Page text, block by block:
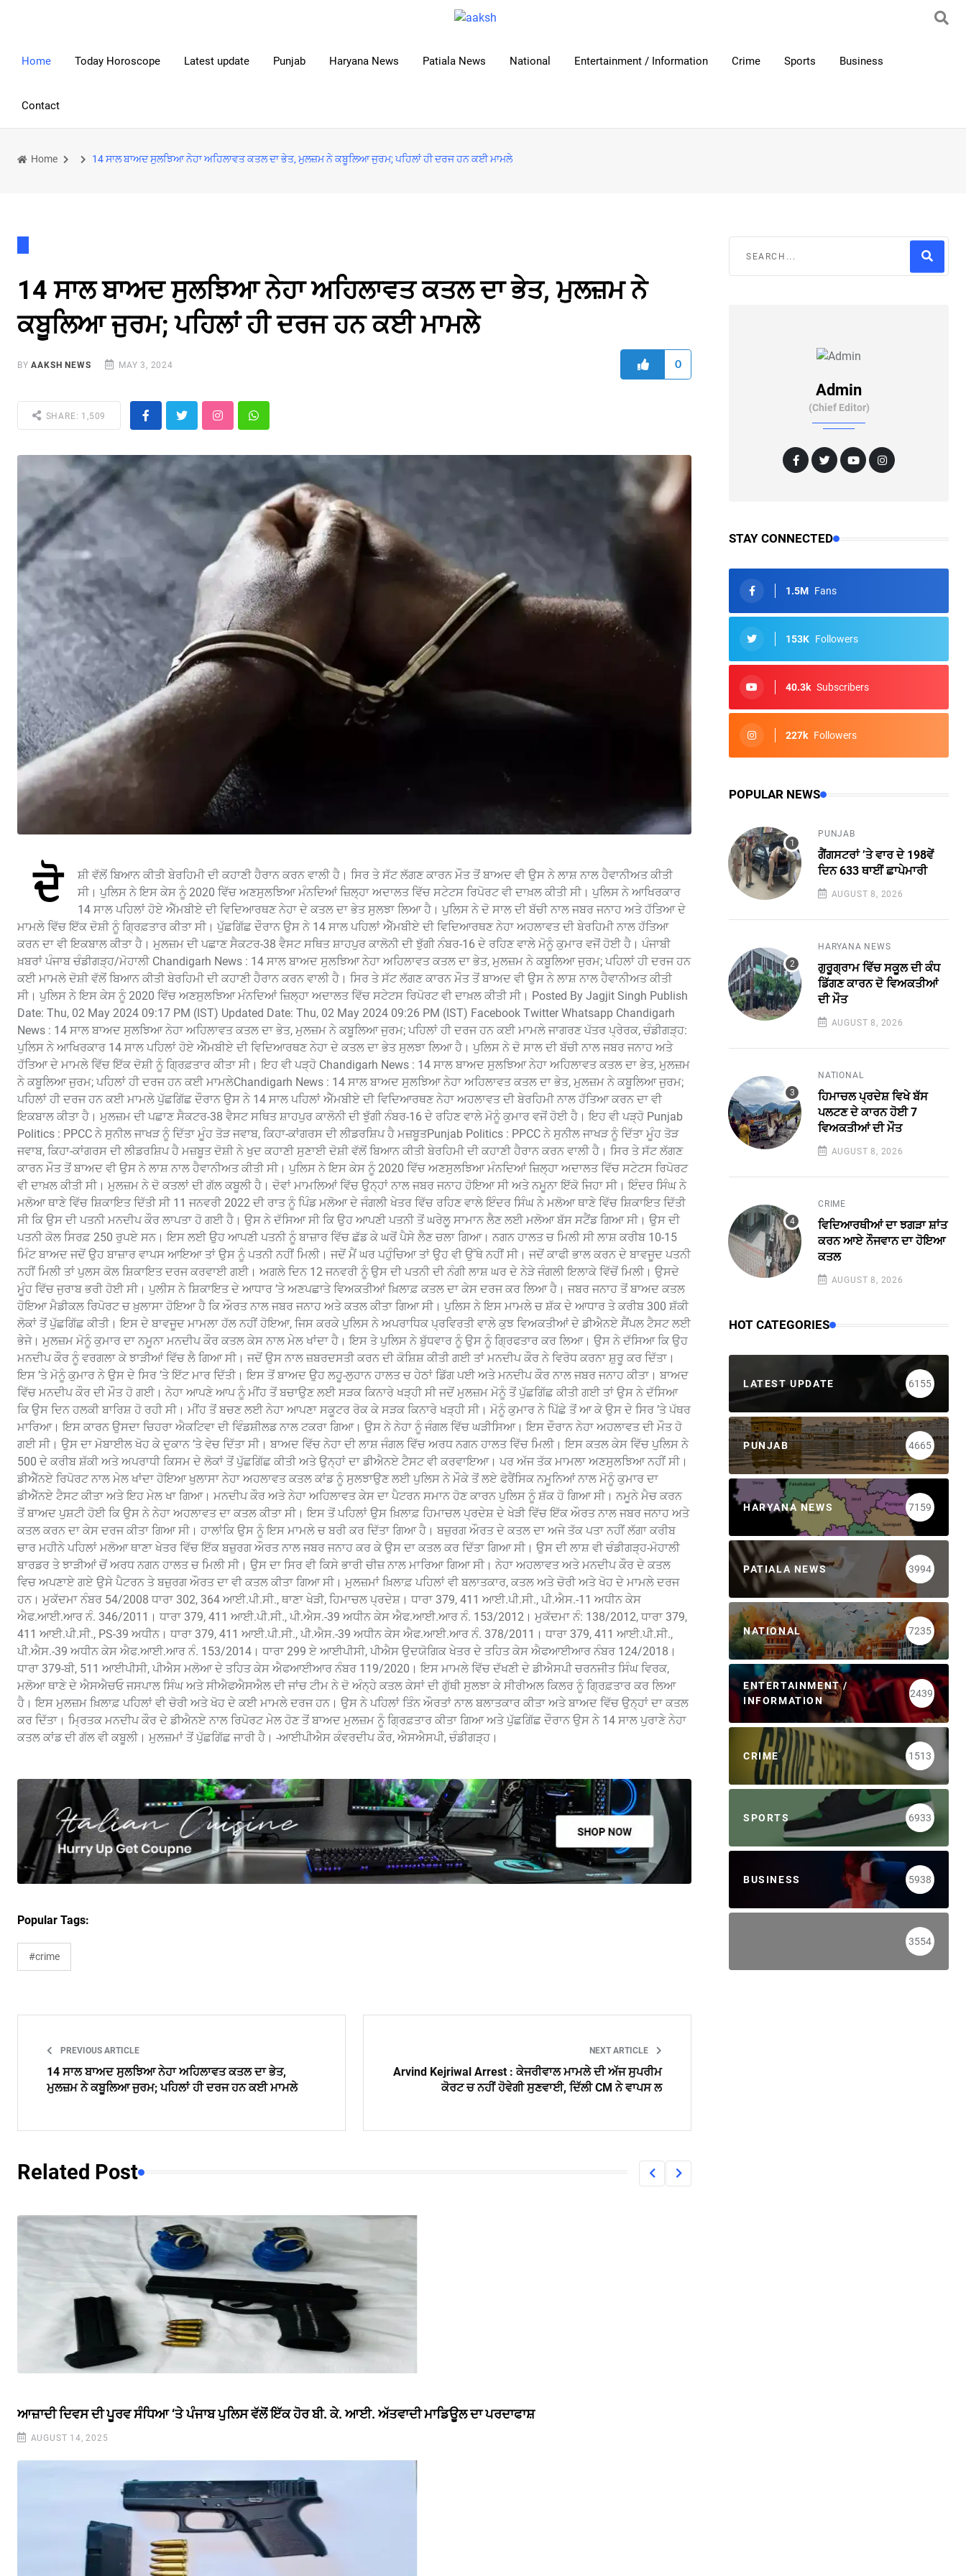
Home Today Horoscope Latest update Punjab Haryana News Patiala News National Entertainment / Information Crime Sports Business
Contact
Home 14 ਸਾਲ ਬਾਅਦ ਸੁਲਝਿਆ ਨੇਹਾ ਅਹਿਲਾਵਤ ਕਤਲ ਦਾ ਭੇਤ, ਮੁਲਜ਼ਮ ਨੇ ਕਬੂਲਿਆ ਜੁਰਮ; ਪਹਿਲਾਂ ਹੀ ਦਰਜ ਹਨ ਕਈ ਮਾਮਲੇ
14 ਸਾਲ ਬਾਅਦ ਸੁਲਝਿਆ ਨੇਹਾ ਅਹਿਲਾਵਤ ਕਤਲ ਦਾ ਭੇਤ, ਮੁਲਜ਼ਮ ਨੇ
ਕਬੂਲਿਆ ਜੁਰਮ; ਪਹਿਲਾਂ ਹੀ ਦਰਜ ਹਨ ਕਈ ਮਾਮਲੇ
BYAAKSH NEWS MAY 3, 2024 0
SHARE: 1,509
ਦੋ
ਸ਼ੀ ਵੱਲੋਂ ਬਿਆਨ ਕੀਤੀ ਬੇਰਹਿਮੀ ਦੀ ਕਹਾਣੀ ਹੈਰਾਨ ਕਰਨ ਵਾਲੀ ਹੈ। ਸਿਰ ਤੇ ਸੱਟ ਲੱਗਣ ਕਾਰਨ ਮੌਤ ਤੋਂ ਬਾਅਦ ਵੀ ਉਸ ਨੇ ਲਾਸ਼ ਨਾਲ ਹੈਵਾਨੀਅਤ ਕੀਤੀ
ਸੀ। ਪੁਲਿਸ ਨੇ ਇਸ ਕੇਸ ਨੂੰ 2020 ਵਿੱਚ ਅਣਸੁਲਝਿਆ ਮੰਨਦਿਆਂ ਜ਼ਿਲ੍ਹਾ ਅਦਾਲਤ ਵਿੱਚ ਸਟੇਟਸ ਰਿਪੋਰਟ ਵੀ ਦਾਖ਼ਲ ਕੀਤੀ ਸੀ। ਪੁਲਿਸ ਨੇ ਆਖਿਰਕਾਰ
14 ਸਾਲ ਪਹਿਲਾਂ ਹੋਏ ਐੱਮਬੀਏ ਦੀ ਵਿਦਿਆਰਥਣ ਨੇਹਾ ਦੇ ਕਤਲ ਦਾ ਭੇਤ ਸੁਲਝਾ ਲਿਆ ਹੈ। ਪੁਲਿਸ ਨੇ ਦੋ ਸਾਲ ਦੀ ਬੱਚੀ ਨਾਲ ਜਬਰ ਜਨਾਹ ਅਤੇ ਹੱਤਿਆ ਦੇ
ਮਾਮਲੇ ਵਿੱਚ ਇੱਕ ਦੋਸ਼ੀ ਨੂੰ ਗ੍ਰਿਫ਼ਤਾਰ ਕੀਤਾ ਸੀ। ਪੁੱਛਗਿੱਛ ਦੌਰਾਨ ਉਸ ਨੇ 14 ਸਾਲ ਪਹਿਲਾਂ ਐੱਮਬੀਏ ਦੀ ਵਿਦਿਆਰਥਣ ਨੇਹਾ ਅਹਲਾਵਤ ਦੀ ਬੇਰਹਿਮੀ ਨਾਲ ਹੱਤਿਆ
ਕਰਨ ਦਾ ਵੀ ਇਕਬਾਲ ਕੀਤਾ ਹੈ। ਮੁਲਜ਼ਮ ਦੀ ਪਛਾਣ ਸੈਕਟਰ-38 ਵੈਸਟ ਸਥਿਤ ਸ਼ਾਹਪੁਰ ਕਾਲੋਨੀ ਦੀ ਝੁੱਗੀ ਨੰਬਰ-16 ਦੇ ਰਹਿਣ ਵਾਲੇ ਮੋਨੂੰ ਕੁਮਾਰ ਵਜੋਂ ਹੋਈ ਹੈ। ਪੰਜਾਬੀ
ਖ਼ਬਰਾਂ ਪੰਜਾਬ ਚੰਡੀਗੜ੍ਹ/ਮੋਹਾਲੀ Chandigarh News : 14 ਸਾਲ ਬਾਅਦ ਸੁਲਝਿਆ ਨੇਹਾ ਅਹਿਲਾਵਤ ਕਤਲ ਦਾ ਭੇਤ, ਮੁਲਜ਼ਮ ਨੇ ਕਬੂਲਿਆ ਜੁਰਮ; ਪਹਿਲਾਂ ਹੀ ਦਰਜ ਹਨ
ਕਈ ਮਾਮਲੇ ਦੋਸ਼ੀ ਵੱਲੋਂ ਬਿਆਨ ਕੀਤੀ ਬੇਰਹਿਮੀ ਦੀ ਕਹਾਣੀ ਹੈਰਾਨ ਕਰਨ ਵਾਲੀ ਹੈ। ਸਿਰ ਤੇ ਸੱਟ ਲੱਗਣ ਕਾਰਨ ਮੌਤ ਤੋਂ ਬਾਅਦ ਵੀ ਉਸ ਨੇ ਲਾਸ਼ ਨਾਲ ਹੈਵਾਨੀਅਤ ਕੀਤੀ
ਸੀ। ਪੁਲਿਸ ਨੇ ਇਸ ਕੇਸ ਨੂੰ 2020 ਵਿੱਚ ਅਣਸੁਲਝਿਆ ਮੰਨਦਿਆਂ ਜ਼ਿਲ੍ਹਾ ਅਦਾਲਤ ਵਿੱਚ ਸਟੇਟਸ ਰਿਪੋਰਟ ਵੀ ਦਾਖ਼ਲ ਕੀਤੀ ਸੀ। Posted By Jagjit Singh Publish
Date: Thu, 02 May 2024 09:17 PM (IST) Updated Date: Thu, 02 May 2024 09:26 PM (IST) Facebook Twitter Whatsapp Chandigarh
News : 14 ਸਾਲ ਬਾਅਦ ਸੁਲਝਿਆ ਨੇਹਾ ਅਹਿਲਾਵਤ ਕਤਲ ਦਾ ਭੇਤ, ਮੁਲਜ਼ਮ ਨੇ ਕਬੂਲਿਆ ਜੁਰਮ; ਪਹਿਲਾਂ ਹੀ ਦਰਜ ਹਨ ਕਈ ਮਾਮਲੇ ਜਾਗਰਣ ਪੱਤਰ ਪ੍ਰੇਰਕ, ਚੰਡੀਗੜ੍ਹ:
ਪੁਲਿਸ ਨੇ ਆਖਿਰਕਾਰ 14 ਸਾਲ ਪਹਿਲਾਂ ਹੋਏ ਐੱਮਬੀਏ ਦੀ ਵਿਦਿਆਰਥਣ ਨੇਹਾ ਦੇ ਕਤਲ ਦਾ ਭੇਤ ਸੁਲਝਾ ਲਿਆ ਹੈ। ਪੁਲਿਸ ਨੇ ਦੋ ਸਾਲ ਦੀ ਬੱਚੀ ਨਾਲ ਜਬਰ ਜਨਾਹ ਅਤੇ
ਹੱਤਿਆ ਦੇ ਮਾਮਲੇ ਵਿੱਚ ਇੱਕ ਦੋਸ਼ੀ ਨੂੰ ਗ੍ਰਿਫ਼ਤਾਰ ਕੀਤਾ ਸੀ। ਇਹ ਵੀ ਪੜ੍ਹੋ Chandigarh News : 14 ਸਾਲ ਬਾਅਦ ਸੁਲਝਿਆ ਨੇਹਾ ਅਹਿਲਾਵਤ ਕਤਲ ਦਾ ਭੇਤ, ਮੁਲਜ਼ਮ
ਨੇ ਕਬੂਲਿਆ ਜੁਰਮ; ਪਹਿਲਾਂ ਹੀ ਦਰਜ ਹਨ ਕਈ ਮਾਮਲੇChandigarh News : 14 ਸਾਲ ਬਾਅਦ ਸੁਲਝਿਆ ਨੇਹਾ ਅਹਿਲਾਵਤ ਕਤਲ ਦਾ ਭੇਤ, ਮੁਲਜ਼ਮ ਨੇ ਕਬੂਲਿਆ ਜੁਰਮ;
ਪਹਿਲਾਂ ਹੀ ਦਰਜ ਹਨ ਕਈ ਮਾਮਲੇ ਪੁੱਛਗਿੱਛ ਦੌਰਾਨ ਉਸ ਨੇ 14 ਸਾਲ ਪਹਿਲਾਂ ਐੱਮਬੀਏ ਦੀ ਵਿਦਿਆਰਥਣ ਨੇਹਾ ਅਹਲਾਵਤ ਦੀ ਬੇਰਹਿਮੀ ਨਾਲ ਹੱਤਿਆ ਕਰਨ ਦਾ ਵੀ
ਇਕਬਾਲ ਕੀਤਾ ਹੈ। ਮੁਲਜ਼ਮ ਦੀ ਪਛਾਣ ਸੈਕਟਰ-38 ਵੈਸਟ ਸਥਿਤ ਸ਼ਾਹਪੁਰ ਕਾਲੋਨੀ ਦੀ ਝੁੱਗੀ ਨੰਬਰ-16 ਦੇ ਰਹਿਣ ਵਾਲੇ ਮੋਨੂੰ ਕੁਮਾਰ ਵਜੋਂ ਹੋਈ ਹੈ। ਇਹ ਵੀ ਪੜ੍ਹੋ Punjab
Politics : PPCC ਨੇ ਸੁਨੀਲ ਜਾਖੜ ਨੂੰ ਦਿੱਤਾ ਮੂੰਹ ਤੋੜ ਜਵਾਬ, ਕਿਹਾ-ਕਾਂਗਰਸ ਦੀ ਲੀਡਰਸ਼ਿਪ ਹੈ ਮਜ਼ਬੂਤPunjab Politics : PPCC ਨੇ ਸੁਨੀਲ ਜਾਖੜ ਨੂੰ ਦਿੱਤਾ ਮੂੰਹ ਤੋੜ
ਜਵਾਬ, ਕਿਹਾ-ਕਾਂਗਰਸ ਦੀ ਲੀਡਰਸ਼ਿਪ ਹੈ ਮਜ਼ਬੂਤ ਦੋਸ਼ੀ ਨੇ ਖੁਦ ਕਹਾਣੀ ਸੁਣਾਈ ਦੋਸ਼ੀ ਵੱਲੋਂ ਬਿਆਨ ਕੀਤੀ ਬੇਰਹਿਮੀ ਦੀ ਕਹਾਣੀ ਹੈਰਾਨ ਕਰਨ ਵਾਲੀ ਹੈ। ਸਿਰ ਤੇ ਸੱਟ ਲੱਗਣ
ਕਾਰਨ ਮੌਤ ਤੋਂ ਬਾਅਦ ਵੀ ਉਸ ਨੇ ਲਾਸ਼ ਨਾਲ ਹੈਵਾਨੀਅਤ ਕੀਤੀ ਸੀ। ਪੁਲਿਸ ਨੇ ਇਸ ਕੇਸ ਨੂੰ 2020 ਵਿੱਚ ਅਣਸੁਲਝਿਆ ਮੰਨਦਿਆਂ ਜ਼ਿਲ੍ਹਾ ਅਦਾਲਤ ਵਿੱਚ ਸਟੇਟਸ ਰਿਪੋਰਟ
ਵੀ ਦਾਖ਼ਲ ਕੀਤੀ ਸੀ। ਮੁਲਜ਼ਮ ਨੇ ਦੋ ਕਤਲਾਂ ਦੀ ਗੱਲ ਕਬੂਲੀ ਹੈ। ਦੋਵਾਂ ਮਾਮਲਿਆਂ ਵਿੱਚ ਉਨ੍ਹਾਂ ਨਾਲ ਜਬਰ ਜਨਾਹ ਹੋਇਆ ਸੀ ਅਤੇ ਨਮੂਨਾ ਇੱਕੋ ਜਿਹਾ ਸੀ। ਇੰਦਰ ਸਿੰਘ ਨੇ
ਮਲੋਆ ਥਾਣੇ ਵਿੱਚ ਸ਼ਿਕਾਇਤ ਦਿੱਤੀ ਸੀ 11 ਜਨਵਰੀ 2022 ਦੀ ਰਾਤ ਨੂੰ ਪਿੰਡ ਮਲੋਆ ਦੇ ਜੰਗਲੀ ਖੇਤਰ ਵਿੱਚ ਰਹਿਣ ਵਾਲੇ ਇੰਦਰ ਸਿੰਘ ਨੇ ਮਲੋਆ ਥਾਣੇ ਵਿੱਚ ਸ਼ਿਕਾਇਤ ਦਿੱਤੀ
ਸੀ ਕਿ ਉਸ ਦੀ ਪਤਨੀ ਮਨਦੀਪ ਕੌਰ ਲਾਪਤਾ ਹੋ ਗਈ ਹੈ। ਉਸ ਨੇ ਦੱਸਿਆ ਸੀ ਕਿ ਉਹ ਆਪਣੀ ਪਤਨੀ ਤੋਂ ਘਰੇਲੂ ਸਾਮਾਨ ਲੈਣ ਲਈ ਮਲੋਆ ਬੱਸ ਸਟੈਂਡ ਗਿਆ ਸੀ। ਉਸ ਦੀ
ਪਤਨੀ ਕੋਲ ਸਿਰਫ਼ 250 ਰੁਪਏ ਸਨ। ਇਸ ਲਈ ਉਹ ਆਪਣੀ ਪਤਨੀ ਨੂੰ ਬਾਜ਼ਾਰ ਵਿੱਚ ਛੱਡ ਕੇ ਘਰੋਂ ਪੈਸੇ ਲੈਣ ਚਲਾ ਗਿਆ। ਨਗਨ ਹਾਲਤ ਚ ਮਿਲੀ ਸੀ ਲਾਸ਼ ਕਰੀਬ 10-15
ਮਿੰਟ ਬਾਅਦ ਜਦੋਂ ਉਹ ਬਾਜ਼ਾਰ ਵਾਪਸ ਆਇਆ ਤਾਂ ਉਸ ਨੂੰ ਪਤਨੀ ਨਹੀਂ ਮਿਲੀ। ਜਦੋਂ ਮੈਂ ਘਰ ਪਹੁੰਚਿਆ ਤਾਂ ਉਹ ਵੀ ਉੱਥੇ ਨਹੀਂ ਸੀ। ਜਦੋਂ ਕਾਫੀ ਭਾਲ ਕਰਨ ਦੇ ਬਾਵਜੂਦ ਪਤਨੀ
ਨਹੀਂ ਮਿਲੀ ਤਾਂ ਪੁਲਸ ਕੋਲ ਸ਼ਿਕਾਇਤ ਦਰਜ ਕਰਵਾਈ ਗਈ। ਅਗਲੇ ਦਿਨ 12 ਜਨਵਰੀ ਨੂੰ ਉਸ ਦੀ ਪਤਨੀ ਦੀ ਨੰਗੀ ਲਾਸ਼ ਘਰ ਦੇ ਨੇੜੇ ਜੰਗਲੀ ਇਲਾਕੇ ਵਿੱਚੋਂ ਮਿਲੀ। ਉਸਦੇ
ਮੂੰਹ ਵਿੱਚ ਜੁਰਾਬ ਭਰੀ ਹੋਈ ਸੀ। ਪੁਲੀਸ ਨੇ ਸ਼ਿਕਾਇਤ ਦੇ ਆਧਾਰ ’ਤੇ ਅਣਪਛਾਤੇ ਵਿਅਕਤੀਆਂ ਖ਼ਿਲਾਫ਼ ਕਤਲ ਦਾ ਕੇਸ ਦਰਜ ਕਰ ਲਿਆ ਹੈ। ਜਬਰ ਜਨਾਹ ਤੋਂ ਬਾਅਦ ਕਤਲ
ਹੋਇਆ ਮੈਡੀਕਲ ਰਿਪੋਰਟ ਚ ਖ਼ੁਲਾਸਾ ਹੋਇਆ ਹੈ ਕਿ ਔਰਤ ਨਾਲ ਜਬਰ ਜਨਾਹ ਅਤੇ ਕਤਲ ਕੀਤਾ ਗਿਆ ਸੀ। ਪੁਲਿਸ ਨੇ ਇਸ ਮਾਮਲੇ ਚ ਸ਼ੱਕ ਦੇ ਆਧਾਰ ਤੇ ਕਰੀਬ 300 ਸ਼ੱਕੀ
ਲੋਕਾਂ ਤੋਂ ਪੁੱਛਗਿੱਛ ਕੀਤੀ। ਇਸ ਦੇ ਬਾਵਜੂਦ ਮਾਮਲਾ ਹੱਲ ਨਹੀਂ ਹੋਇਆ, ਜਿਸ ਕਰਕੇ ਪੁਲਿਸ ਨੇ ਅਪਰਾਧਿਕ ਪ੍ਰਵਿਰਤੀ ਵਾਲੇ ਕੁਝ ਵਿਅਕਤੀਆਂ ਦੇ ਡੀਐਨਏ ਸੈਂਪਲ ਟੈਸਟ ਲਈ
ਭੇਜੇ। ਮੁਲਜ਼ਮ ਮੋਨੂੰ ਕੁਮਾਰ ਦਾ ਨਮੂਨਾ ਮਨਦੀਪ ਕੌਰ ਕਤਲ ਕੇਸ ਨਾਲ ਮੇਲ ਖਾਂਦਾ ਹੈ। ਇਸ ਤੇ ਪੁਲਿਸ ਨੇ ਬੁੱਧਵਾਰ ਨੂੰ ਉਸ ਨੂੰ ਗ੍ਰਿਫਤਾਰ ਕਰ ਲਿਆ। ਉਸ ਨੇ ਦੱਸਿਆ ਕਿ ਉਹ
ਮਨਦੀਪ ਕੌਰ ਨੂੰ ਵਰਗਲਾ ਕੇ ਝਾੜੀਆਂ ਵਿੱਚ ਲੈ ਗਿਆ ਸੀ। ਜਦੋਂ ਉਸ ਨਾਲ ਜ਼ਬਰਦਸਤੀ ਕਰਨ ਦੀ ਕੋਸ਼ਿਸ਼ ਕੀਤੀ ਗਈ ਤਾਂ ਮਨਦੀਪ ਕੌਰ ਨੇ ਵਿਰੋਧ ਕਰਨਾ ਸ਼ੁਰੂ ਕਰ ਦਿੱਤਾ।
ਇਸ ’ਤੇ ਮੋਨੂੰ ਕੁਮਾਰ ਨੇ ਉਸ ਦੇ ਸਿਰ ’ਤੇ ਇੱਟ ਮਾਰ ਦਿੱਤੀ। ਇਸ ਤੋਂ ਬਾਅਦ ਉਹ ਲਹੂ-ਲੁਹਾਨ ਹਾਲਤ ਚ ਹੇਠਾਂ ਡਿੱਗ ਪਈ ਅਤੇ ਮਨਦੀਪ ਕੌਰ ਨਾਲ ਜਬਰ ਜਨਾਹ ਕੀਤਾ। ਬਾਅਦ
ਵਿੱਚ ਮਨਦੀਪ ਕੌਰ ਦੀ ਮੌਤ ਹੋ ਗਈ। ਨੇਹਾ ਆਪਣੇ ਆਪ ਨੂੰ ਮੀਂਹ ਤੋਂ ਬਚਾਉਣ ਲਈ ਸੜਕ ਕਿਨਾਰੇ ਖੜ੍ਹੀ ਸੀ ਜਦੋਂ ਮੁਲਜ਼ਮ ਮੋਨੂੰ ਤੋਂ ਪੁੱਛਗਿੱਛ ਕੀਤੀ ਗਈ ਤਾਂ ਉਸ ਨੇ ਦੱਸਿਆ
ਕਿ ਉਸ ਦਿਨ ਹਲਕੀ ਬਾਰਿਸ਼ ਹੋ ਰਹੀ ਸੀ। ਮੀਂਹ ਤੋਂ ਬਚਣ ਲਈ ਨੇਹਾ ਆਪਣਾ ਸਕੂਟਰ ਰੋਕ ਕੇ ਸੜਕ ਕਿਨਾਰੇ ਖੜ੍ਹੀ ਸੀ। ਮੋਨੂੰ ਕੁਮਾਰ ਨੇ ਪਿੱਛੇ ਤੋਂ ਆ ਕੇ ਉਸ ਦੇ ਸਿਰ ’ਤੇ ਪੱਥਰ
ਮਾਰਿਆ। ਇਸ ਕਾਰਨ ਉਸਦਾ ਚਿਹਰਾ ਐਕਟਿਵਾ ਦੀ ਵਿੰਡਸ਼ੀਲਡ ਨਾਲ ਟਕਰਾ ਗਿਆ। ਉਸ ਨੇ ਨੇਹਾ ਨੂੰ ਜੰਗਲ ਵਿੱਚ ਘੜੀਸਿਆ। ਇਸ ਦੌਰਾਨ ਨੇਹਾ ਅਹਲਾਵਤ ਦੀ ਮੌਤ ਹੋ
ਗਈ ਸੀ। ਉਸ ਦਾ ਮੋਬਾਈਲ ਖੋਹ ਕੇ ਦੁਕਾਨ ’ਤੇ ਵੇਚ ਦਿੱਤਾ ਸੀ। ਬਾਅਦ ਵਿੱਚ ਨੇਹਾ ਦੀ ਲਾਸ਼ ਜੰਗਲ ਵਿੱਚ ਅਰਧ ਨਗਨ ਹਾਲਤ ਵਿੱਚ ਮਿਲੀ। ਇਸ ਕਤਲ ਕੇਸ ਵਿੱਚ ਪੁਲਿਸ ਨੇ
500 ਦੇ ਕਰੀਬ ਸ਼ੱਕੀ ਅਤੇ ਅਪਰਾਧੀ ਕਿਸਮ ਦੇ ਲੋਕਾਂ ਤੋਂ ਪੁੱਛਗਿੱਛ ਕੀਤੀ ਅਤੇ ਉਨ੍ਹਾਂ ਦਾ ਡੀਐਨਏ ਟੈਸਟ ਵੀ ਕਰਵਾਇਆ। ਪਰ ਅੱਜ ਤੱਕ ਮਾਮਲਾ ਅਣਸੁਲਝਿਆ ਨਹੀਂ ਸੀ।
ਡੀਐੱਨਏ ਰਿਪੋਰਟ ਨਾਲ ਮੇਲ ਖਾਂਦਾ ਹੋਇਆ ਖੁਲਾਸਾ ਨੇਹਾ ਅਹਲਾਵਤ ਕਤਲ ਕਾਂਡ ਨੂੰ ਸੁਲਝਾਉਣ ਲਈ ਪੁਲਿਸ ਨੇ ਮੌਕੇ ਤੋਂ ਲਏ ਫੋਰੈਂਸਿਕ ਨਮੂਨਿਆਂ ਨਾਲ ਮੋਨੂੰ ਕੁਮਾਰ ਦਾ
ਡੀਐੱਨਏ ਟੈਸਟ ਕੀਤਾ ਅਤੇ ਇਹ ਮੇਲ ਖਾ ਗਿਆ। ਮਨਦੀਪ ਕੌਰ ਅਤੇ ਨੇਹਾ ਅਹਿਲਾਵਤ ਕੇਸ ਦਾ ਪੈਟਰਨ ਸਮਾਨ ਹੋਣ ਕਾਰਨ ਪੁਲਿਸ ਨੂੰ ਸ਼ੱਕ ਹੋ ਗਿਆ ਸੀ। ਨਮੂਨੇ ਮੈਚ ਕਰਨ
ਤੋਂ ਬਾਅਦ ਪੁਸ਼ਟੀ ਹੋਈ ਕਿ ਉਸ ਨੇ ਨੇਹਾ ਅਹਲਾਵਤ ਦਾ ਕਤਲ ਕੀਤਾ ਸੀ। ਇਸ ਤੋਂ ਪਹਿਲਾਂ ਉਸ ਖ਼ਿਲਾਫ਼ ਹਿਮਾਚਲ ਪ੍ਰਦੇਸ਼ ਦੇ ਖੇੜੀ ਵਿੱਚ ਇੱਕ ਔਰਤ ਨਾਲ ਜਬਰ ਜਨਾਹ ਅਤੇ
ਕਤਲ ਕਰਨ ਦਾ ਕੇਸ ਦਰਜ ਕੀਤਾ ਗਿਆ ਸੀ। ਹਾਲਾਂਕਿ ਉਸ ਨੂੰ ਇਸ ਮਾਮਲੇ ਚ ਬਰੀ ਕਰ ਦਿੱਤਾ ਗਿਆ ਹੈ। ਬਜ਼ੁਰਗ ਔਰਤ ਦੇ ਕਤਲ ਦਾ ਅਜੇ ਤੱਕ ਪਤਾ ਨਹੀਂ ਲੱਗਾ ਕਰੀਬ
ਚਾਰ ਮਹੀਨੇ ਪਹਿਲਾਂ ਮਲੋਆ ਥਾਣਾ ਖੇਤਰ ਵਿੱਚ ਇੱਕ ਬਜ਼ੁਰਗ ਔਰਤ ਨਾਲ ਜਬਰ ਜਨਾਹ ਕਰ ਕੇ ਉਸ ਦਾ ਕਤਲ ਕਰ ਦਿੱਤਾ ਗਿਆ ਸੀ। ਉਸ ਦੀ ਲਾਸ਼ ਵੀ ਚੰਡੀਗੜ੍ਹ-ਮੋਹਾਲੀ
ਬਾਰਡਰ ਤੇ ਝਾੜੀਆਂ ਚੋਂ ਅਰਧ ਨਗਨ ਹਾਲਤ ਚ ਮਿਲੀ ਸੀ। ਉਸ ਦਾ ਸਿਰ ਵੀ ਕਿਸੇ ਭਾਰੀ ਚੀਜ਼ ਨਾਲ ਮਾਰਿਆ ਗਿਆ ਸੀ। ਨੇਹਾ ਅਹਲਾਵਤ ਅਤੇ ਮਨਦੀਪ ਕੌਰ ਦੇ ਕਤਲ
ਵਿਚ ਅਪਣਾਏ ਗਏ ਉਸੇ ਪੈਟਰਨ ਤੇ ਬਜ਼ੁਰਗ ਔਰਤ ਦਾ ਵੀ ਕਤਲ ਕੀਤਾ ਗਿਆ ਸੀ। ਮੁਲਜ਼ਮਾਂ ਖ਼ਿਲਾਫ਼ ਪਹਿਲਾਂ ਵੀ ਬਲਾਤਕਾਰ, ਕਤਲ ਅਤੇ ਚੋਰੀ ਅਤੇ ਖੋਹ ਦੇ ਮਾਮਲੇ ਦਰਜ
ਹਨ। ਮੁਕੱਦਮਾ ਨੰਬਰ 54/2008 ਧਾਰਾ 302, 364 ਆਈ.ਪੀ.ਸੀ., ਥਾਣਾ ਖੇੜੀ, ਹਿਮਾਚਲ ਪ੍ਰਦੇਸ਼। ਧਾਰਾ 379, 411 ਆਈ.ਪੀ.ਸੀ., ਪੀ.ਐਸ.-11 ਅਧੀਨ ਕੇਸ
ਐਫ.ਆਈ.ਆਰ ਨੰ. 346/2011। ਧਾਰਾ 379, 411 ਆਈ.ਪੀ.ਸੀ., ਪੀ.ਐਸ.-39 ਅਧੀਨ ਕੇਸ ਐਫ.ਆਈ.ਆਰ ਨੰ. 153/2012। ਮੁਕੱਦਮਾ ਨੰ: 138/2012, ਧਾਰਾ 379,
411 ਆਈ.ਪੀ.ਸੀ., PS-39 ਅਧੀਨ। ਧਾਰਾ 379, 411 ਆਈ.ਪੀ.ਸੀ., ਪੀ.ਐਸ.-39 ਅਧੀਨ ਕੇਸ ਐਫ.ਆਈ.ਆਰ ਨੰ. 378/2011। ਧਾਰਾ 379, 411 ਆਈ.ਪੀ.ਸੀ.,
ਪੀ.ਐਸ.-39 ਅਧੀਨ ਕੇਸ ਐਫ.ਆਈ.ਆਰ ਨੰ. 153/2014। ਧਾਰਾ 299 ਏ ਆਈਪੀਸੀ, ਪੀਐਸ ਉਦਯੋਗਿਕ ਖੇਤਰ ਦੇ ਤਹਿਤ ਕੇਸ ਐਫਆਈਆਰ ਨੰਬਰ 124/2018।
ਧਾਰਾ 379-ਬੀ, 511 ਆਈਪੀਸੀ, ਪੀਐਸ ਮਲੋਆ ਦੇ ਤਹਿਤ ਕੇਸ ਐਫਆਈਆਰ ਨੰਬਰ 119/2020। ਇਸ ਮਾਮਲੇ ਵਿੱਚ ਦੱਖਣੀ ਦੇ ਡੀਐਸਪੀ ਚਰਨਜੀਤ ਸਿੰਘ ਵਿਰਕ,
ਮਲੋਆ ਥਾਣੇ ਦੇ ਐਸਐਚਓ ਜਸਪਾਲ ਸਿੰਘ ਅਤੇ ਸੀਐਫਐਸਐਲ ਦੀ ਜਾਂਚ ਟੀਮ ਨੇ ਦੋ ਅੰਨ੍ਹੇ ਕਤਲ ਕੇਸਾਂ ਦੀ ਗੁੱਥੀ ਸੁਲਝਾ ਕੇ ਸੀਰੀਅਲ ਕਿਲਰ ਨੂੰ ਗ੍ਰਿਫ਼ਤਾਰ ਕਰ ਲਿਆ
ਹੈ। ਇਸ ਮੁਲਜ਼ਮ ਖ਼ਿਲਾਫ਼ ਪਹਿਲਾਂ ਵੀ ਚੋਰੀ ਅਤੇ ਖੋਹ ਦੇ ਕਈ ਮਾਮਲੇ ਦਰਜ ਹਨ। ਉਸ ਨੇ ਪਹਿਲਾਂ ਤਿੰਨ ਔਰਤਾਂ ਨਾਲ ਬਲਾਤਕਾਰ ਕੀਤਾ ਅਤੇ ਬਾਅਦ ਵਿੱਚ ਉਨ੍ਹਾਂ ਦਾ ਕਤਲ
ਕਰ ਦਿੱਤਾ। ਮ੍ਰਿਤਕ ਮਨਦੀਪ ਕੌਰ ਦੇ ਡੀਐਨਏ ਨਾਲ ਰਿਪੋਰਟ ਮੇਲ ਹੋਣ ਤੋਂ ਬਾਅਦ ਮੁਲਜ਼ਮ ਨੂੰ ਗ੍ਰਿਫ਼ਤਾਰ ਕੀਤਾ ਗਿਆ ਅਤੇ ਪੁੱਛਗਿੱਛ ਦੌਰਾਨ ਉਸ ਨੇ 14 ਸਾਲ ਪੁਰਾਣੇ ਨੇਹਾ
ਕਤਲ ਕਾਂਡ ਦੀ ਗੱਲ ਵੀ ਕਬੂਲੀ। ਮੁਲਜ਼ਮਾਂ ਤੋਂ ਪੁੱਛਗਿੱਛ ਜਾਰੀ ਹੈ। -ਆਈਪੀਐਸ ਕੰਵਰਦੀਪ ਕੌਰ, ਐਸਐਸਪੀ, ਚੰਡੀਗੜ੍ਹ।
Popular Tags:
#crime
PREVIOUS ARTICLE
14 ਸਾਲ ਬਾਅਦ ਸੁਲਝਿਆ ਨੇਹਾ ਅਹਿਲਾਵਤ ਕਤਲ ਦਾ ਭੇਤ,
ਮੁਲਜ਼ਮ ਨੇ ਕਬੂਲਿਆ ਜੁਰਮ; ਪਹਿਲਾਂ ਹੀ ਦਰਜ ਹਨ ਕਈ ਮਾਮਲੇ
NEXT ARTICLE
Arvind Kejriwal Arrest : ਕੇਜਰੀਵਾਲ ਮਾਮਲੇ ਦੀ ਅੱਜ ਸੁਪਰੀਮ
ਕੋਰਟ ਚ ਨਹੀਂ ਹੋਵੇਗੀ ਸੁਣਵਾਈ, ਦਿੱਲੀ CM ਨੇ ਵਾਪਸ ਲ
Related Post
ਆਜ਼ਾਦੀ ਦਿਵਸ ਦੀ ਪੂਰਵ ਸੰਧਿਆ ‘ਤੇ ਪੰਜਾਬ ਪੁਲਿਸ ਵੱਲੋਂ ਇੱਕ ਹੋਰ ਬੀ. ਕੇ. ਆਈ. ਅੱਤਵਾਦੀ ਮਾਡਿਊਲ ਦਾ ਪਰਦਾਫਾਸ਼
AUGUST 14, 2025
Admin
(Chief Editor)
STAY CONNECTED
1.5M Fans
153K Followers
40.3k Subscribers
227k Followers
POPULAR NEWS
PUNJAB
ਗੈਂਗਸਟਰਾਂ ’ਤੇ ਵਾਰ ਦੇ 198ਵੇਂ
ਦਿਨ 633 ਥਾਈਂ ਛਾਪੇਮਾਰੀ
AUGUST 8, 2026
HARYANA NEWS
ਗੁਰੂਗ੍ਰਾਮ ਵਿੱਚ ਸਕੂਲ ਦੀ ਕੰਧ
ਡਿੱਗਣ ਕਾਰਨ ਦੋ ਵਿਅਕਤੀਆਂ
ਦੀ ਮੌਤ
AUGUST 8, 2026
NATIONAL
ਹਿਮਾਚਲ ਪ੍ਰਦੇਸ਼ ਵਿਖੇ ਬੱਸ
ਪਲਟਣ ਦੇ ਕਾਰਨ ਹੋਈ 7
ਵਿਅਕਤੀਆਂ ਦੀ ਮੌਤ
AUGUST 8, 2026
CRIME
ਵਿਦਿਆਰਥੀਆਂ ਦਾ ਝਗੜਾ ਸ਼ਾਂਤ
ਕਰਨ ਆਏ ਨੌਜਵਾਨ ਦਾ ਹੋਇਆ
ਕਤਲ
AUGUST 8, 2026
HOT CATEGORIES
LATEST UPDATE 6155
PUNJAB 4665
HARYANA NEWS 7159
PATIALA NEWS 3994
NATIONAL 7235
ENTERTAINMENT /
INFORMATION
2439
CRIME 1513
SPORTS 6933
BUSINESS 5938
3554